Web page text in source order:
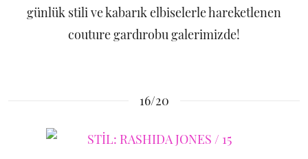
günlük stili ve kabarık elbiselerle hareketlenen
couture gardırobu galerimizde!
16/20